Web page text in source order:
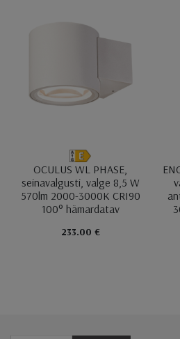
OCULUS WL PHASE,
seinavalgusti, valge 8,5 W
570lm 2000-3000K CRI90
100° hämardatav
233.00 €